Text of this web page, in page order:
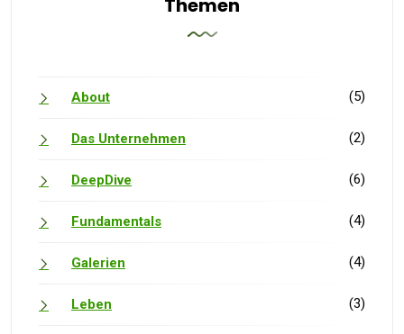
Themen
About (5)
Das Unternehmen (2)
DeepDive (6)
Fundamentals (4)
Galerien (4)
Leben (3)